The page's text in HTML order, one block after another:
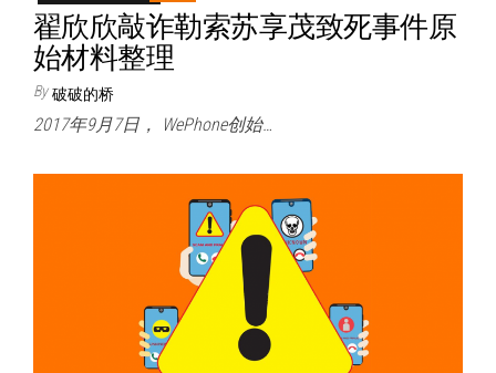
翟欣欣敲诈勒索苏享茂致死事件原
始材料整理
By 破破的桥
2017年9月7日， WePhone创始…